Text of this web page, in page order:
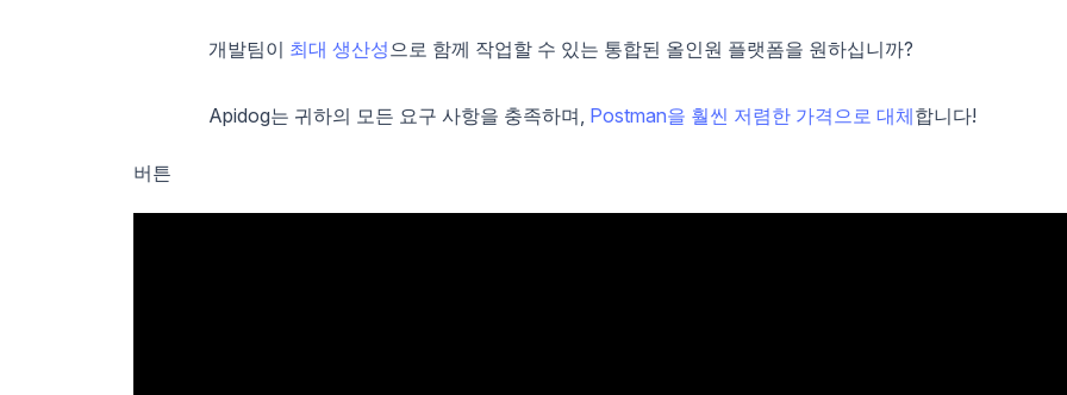
개발팀이 최대 생산성으로 함께 작업할 수 있는 통합된 올인원 플랫폼을 원하십니까?
Apidog는 귀하의 모든 요구 사항을 충족하며, Postman을 훨씬 저렴한 가격으로 대체합니다!
버튼